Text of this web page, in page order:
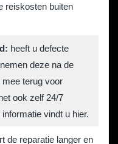
reiskosten buiten
heeft u defecte
deze na de
terug voor
ook zelf 24/7
informatie vindt u hier.
de reparatie langer en